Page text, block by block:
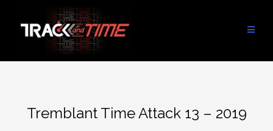
contenu
Tremblant Time Attack 13 – 2019